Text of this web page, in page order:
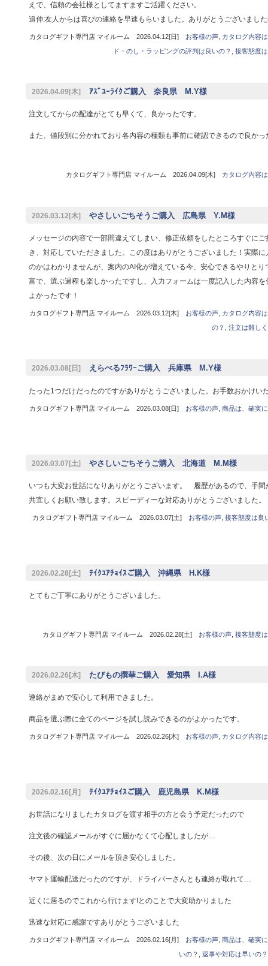
えで、信頼の会社様としてますますご活躍ください。
追伸:友人からは喜びの連絡を早速もらいました。ありがとうございまし
カタログギフト専門店 マイルーム 2026.04.12[日] お客様の声, カタログ内容
ド・のし・ラッピングの評判は良いの？
接客態度
2026.04.09[木] ｱｽﾞﾕｰﾗｲｸご購入 奈良県 M.Y様
注文してからの配達がとても早くて、良かったです。
また、値段別に分かれており各内容の種類も事前に確認できるので良かっ
カタログギフト専門店 マイルーム 2026.04.09[木] カタログ内容
2026.03.12[木] やさしいごちそうご購入 広島県 Y.M様
メッセージの内容で一部間違えてしまい、修正依頼をしたところすぐに
き、対応していただきました。この度はありがとうございました！実際
のかはわかりませんが、案内のAI化が増えている今、安心できるやりと
富で、選ぶ過程も楽しかったですし、入力フォームは一度記入した内容
よかったです！
カタログギフト専門店 マイルーム 2026.03.12[木] お客様の声, カタログ内容
の？
注文は難し
2026.03.08[日] えらべるﾌﾗﾜｰご購入 兵庫県 M.Y様
たった1つだけだったのですがありがとうございました。お手数おかけい
カタログギフト専門店 マイルーム 2026.03.08[日] お客様の声, 商品は、確実
2026.03.07[土] やさしいごちそうご購入 北海道 M.M様
いつも大変お世話になりありがとうございます。 履歴があるので、手間
共宜しくお願い致します。スピーディーな対応ありがとうございました。
カタログギフト専門店 マイルーム 2026.03.07[土] お客様の声, 接客態度は良
2026.02.28[土] ﾃｲｸﾕｱﾁｮｲｽご購入 沖縄県 H.K様
とてもご丁寧にありがとうございました。
カタログギフト専門店 マイルーム 2026.02.28[土] お客様の声, 接客態度
2026.02.26[木] たびもの撰華ご購入 愛知県 I.A様
連絡がまめで安心して利用できました。
商品を選ぶ際に全てのページを試し読みできるのがよかったです。
カタログギフト専門店 マイルーム 2026.02.26[木] お客様の声, カタログ内容
2026.02.16[月] ﾃｲｸﾕｱﾁｮｲｽご購入 鹿児島県 K.M様
お世話になりましたカタログを渡す相手の方と会う予定だったので
注文後の確認メールがすぐに届かなくて心配しましたが…
その後、次の日にメールを頂き安心しました。
ヤマト運輸配送だったのですが、ドライバーさんとも連絡が取れて…
近くに居るのでこれから行けます!とのことで大変助かりました
迅速な対応に感謝ですありがとうございました
カタログギフト専門店 マイルーム 2026.02.16[月] お客様の声, 商品は、確実
いの？
返事や対応は早いの？